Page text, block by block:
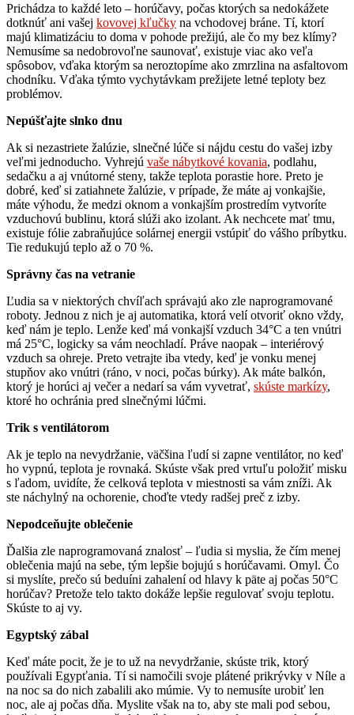
Prichádza to každé leto – horúčavy, počas ktorých sa nedokážete
dotknúť ani vašej kovovej kľučky na vchodovej bráne. Tí, ktorí
majú klimatizáciu to doma v pohode prežijú, ale čo my bez klímy?
Nemusíme sa nedobrovoľne saunovať, existuje viac ako veľa
spôsobov, vďaka ktorým sa neroztopíme ako zmrzlina na asfaltovom
chodníku. Vďaka týmto vychytávkam prežijete letné teploty bez
problémov.
Nepúšťajte slnko dnu
Ak si nezastriete žalúzie, slnečné lúče si nájdu cestu do vašej izby
veľmi jednoducho. Vyhrejú vaše nábytkové kovania, podlahu,
sedačku a aj vnútorné steny, takže teplota porastie hore. Preto je
dobré, keď si zatiahnete žalúzie, v prípade, že máte aj vonkajšie,
máte výhodu, že medzi oknom a vonkajším prostredím vytvoríte
vzduchovú bublinu, ktorá slúži ako izolant. Ak nechcete mať tmu,
existuje fólie zabraňujúce solárnej energii vstúpiť do vášho príbytku.
Tie redukujú teplo až o 70 %.
Správny čas na vetranie
Ľudia sa v niektorých chvíľach správajú ako zle naprogramované
roboty. Jednou z nich je aj automatika, ktorá velí otvoriť okno vždy,
keď nám je teplo. Lenže keď má vonkajší vzduch 34°C a ten vnútri
má 25°C, logicky sa vám neochladí. Práve naopak – interiérový
vzduch sa ohreje. Preto vetrajte iba vtedy, keď je vonku menej
stupňov ako vnútri (ráno, v noci, počas búrky). Ak máte balkón,
ktorý je horúci aj večer a nedarí sa vám vyvetrať, skúste markízy,
ktoré ho ochránia pred slnečnými lúčmi.
Trik s ventilátorom
Ak je teplo na nevydržanie, väčšina ľudí si zapne ventilátor, no keď
ho vypnú, teplota je rovnaká. Skúste však pred vrtuľu položiť misku
s ľadom, uvidíte, že celková teplota v miestnosti sa vám zníži. Ak
ste náchylný na ochorenie, choďte vtedy radšej preč z izby.
Nepodceňujte oblečenie
Ďalšia zle naprogramovaná znalosť – ľudia si myslia, že čím menej
oblečenia majú na sebe, tým lepšie bojujú s horúčavami. Omyl. Čo
si myslíte, prečo sú beduíni zahalení od hlavy k päte aj počas 50°C
horúčav? Pretože telo takto dokáže lepšie regulovať svoju teplotu.
Skúste to aj vy.
Egyptský zábal
Keď máte pocit, že je to už na nevydržanie, skúste trik, ktorý
používali Egypťania. Tí si namočili svoje plátené prikrývky v Níle a
na noc sa do nich zabalili ako múmie. Vy to nemusíte urobiť len
noc, ale aj počas dňa. Myslite však na to, aby ste mali pod sebou,